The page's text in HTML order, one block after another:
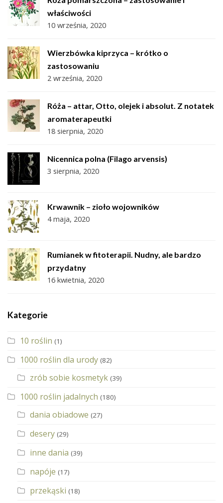
właściwości
10 września, 2020
Wierzbówka kiprzyca – krótko o
zastosowaniu
2 września, 2020
Róża – attar, Otto, olejek i absolut. Z notatek
aromaterapeutki
18 sierpnia, 2020
Nicennica polna (Filago arvensis)
3 sierpnia, 2020
Krwawnik – zioło wojowników
4 maja, 2020
Rumianek w fitoterapii. Nudny, ale bardzo
przydatny
16 kwietnia, 2020
Kategorie
10 roślin (1)
1000 roślin dla urody (82)
zrób sobie kosmetyk (39)
1000 roślin jadalnych (180)
dania obiadowe (27)
desery (29)
inne dania (39)
napóje (17)
przekąski (18)